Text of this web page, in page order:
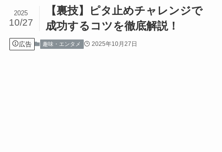
【裏技】ピタ止めチャレンジで
成功するコツを徹底解説！
2025
10/27
広告 趣味・エンタメ 2025年10月27日